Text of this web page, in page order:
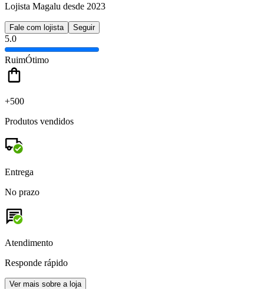
Lojista Magalu desde 2023
Fale com lojista Seguir
5.0
RuimÓtimo
+500
Produtos vendidos
Entrega
No prazo
Atendimento
Responde rápido
Ver mais sobre a loja